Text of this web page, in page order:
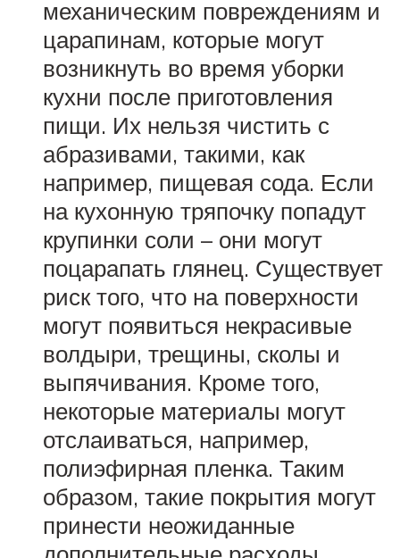
механическим повреждениям и
царапинам, которые могут
возникнуть во время уборки
кухни после приготовления
пищи. Их нельзя чистить с
абразивами, такими, как
например, пищевая сода. Если
на кухонную тряпочку попадут
крупинки соли – они могут
поцарапать глянец. Существует
риск того, что на поверхности
могут появиться некрасивые
волдыри, трещины, сколы и
выпячивания. Кроме того,
некоторые материалы могут
отслаиваться, например,
полиэфирная пленка. Таким
образом, такие покрытия могут
принести неожиданные